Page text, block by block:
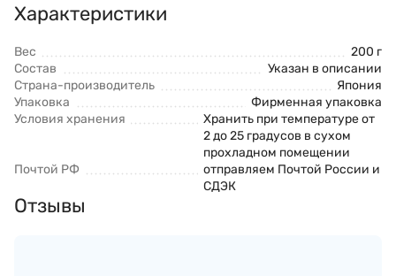
Характеристики
Вес
200 г
Состав
Указан в описании
Страна-производитель
Япония
Упаковка
Фирменная упаковка
Условия хранения
Хранить при температуре от
2 до 25 градусов в сухом
прохладном помещении
Почтой РФ
отправляем Почтой России и
СДЭК
Отзывы